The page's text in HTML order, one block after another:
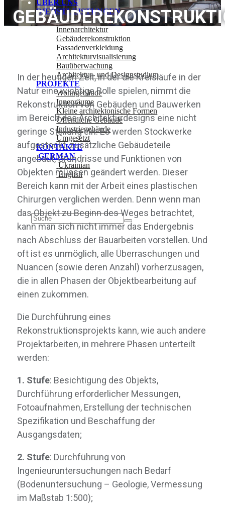
ÜBER UNS
DIENSTLEISTUNGEN
Architektonische Gestaltung
Innenarchitektur
Gebäuderekonstruktion
Fassadenverkleidung
Architekturvisualisierung
Bauüberwachung
Architektur- und Designstudium
PROJEKTE
Wohngebäude
Innenräume
Kleine architektonische Formen
Öffentliche Gebäude
Industriegebäude
Umgesetzt
KONTAKTE
GERMAN
Ukrainian
English
Beginnen Sie mit der Eingabe von Text und drücken Sie
Enter, um die Suche zu starten
Hauptseite
Über uns
Architektonische Gestaltung
Innenarchitektur
Gebäuderekonstruktion
Fassadenverkleidung
Architekturvisualisierung
Bauüberwachung
Architektur- und Designstudium
Projekte
Wohngebäude
Innenräume
Kleine architektonische Formen
Öffentliche Gebäude
Industriegebäude
Umgesetzt
In der heutigen Zeit, in der die Kreisläufe in der
Natur eine wichtige Rolle spielen, nimmt die
Rekonstruktion von Gebäuden und Bauwerken
im Bereich des Architekturdesigns eine nicht
geringe Stellung ein. Es werden Stockwerke
aufgestockt, zusätzliche Gebäudeteile
angebaut, Grundrisse und Funktionen von
Objekten müssen geändert werden. Dieser
Bereich kann mit der Arbeit eines plastischen
Chirurgen verglichen werden. Denn wenn man
das Objekt zu Beginn des Weges betrachtet,
kann man sich nicht immer das Endergebnis
nach Abschluss der Bauarbeiten vorstellen. Und
oft ist es unmöglich, alle Überraschungen und
Nuancen (sowie deren Anzahl) vorherzusagen,
die in allen Phasen der Objektbearbeitung auf
einen zukommen.
Die Durchführung eines
Rekonstruktionsprojekts kann, wie auch andere
Projektarbeiten, in mehrere Phasen unterteilt
werden:
1. Stufe: Besichtigung des Objekts,
Durchführung erforderlicher Messungen,
Fotoaufnahmen, Erstellung der technischen
Spezifikation und Beschaffung der
Ausgangsdaten;
2. Stufe: Durchführung von
Ingenieuruntersuchungen nach Bedarf
(Bodenuntersuchung – Geologie, Vermessung
im Maßstab 1:500);